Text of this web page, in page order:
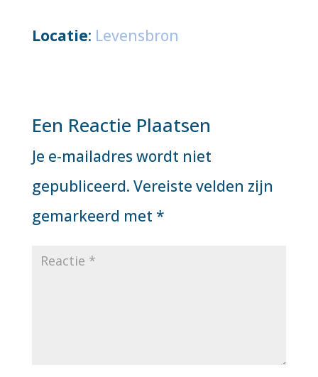
Locatie: Levensbron
Een Reactie Plaatsen
Je e-mailadres wordt niet
gepubliceerd. Vereiste velden zijn
gemarkeerd met *